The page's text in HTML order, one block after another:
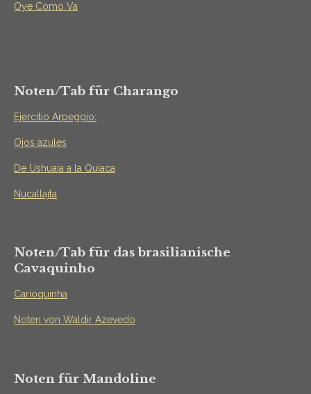
Oye Como Va
Noten/Tab für Charango
Ejercitio Arpeggio:
Ojos azules
De Ushuaia a la Quiaca
Nucallajta
Noten/Tab für das brasilianische
Cavaquinho
Carioquinha
Noten von Waldir Azevedo
Noten für Mandoline